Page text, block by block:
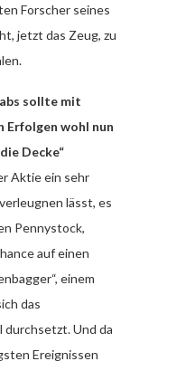
Forscher seines
jetzt das Zeug, zu
sollte mit
Erfolgen wohl nun
Decke“
Aktie ein sehr
lässt, es
Pennystock,
auf einen
einem
das
Und da
Ereignissen